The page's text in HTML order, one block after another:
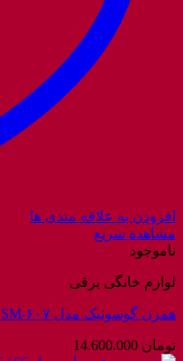
افزودن به علاقه مندی ها
مشاهده سریع
ناموجود
لوازم خانگی برقی
همزن گوسونیک مدل gsm-۶۰۷ / gosonic GSM-۶۰۷
تومان